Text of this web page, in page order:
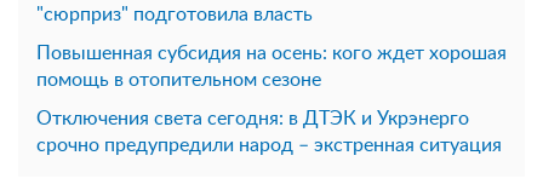
"сюрприз" подготовила власть
Повышенная субсидия на осень: кого ждет хорошая
помощь в отопительном сезоне
Отключения света сегодня: в ДТЭК и Укрэнерго
срочно предупредили народ – экстренная ситуация